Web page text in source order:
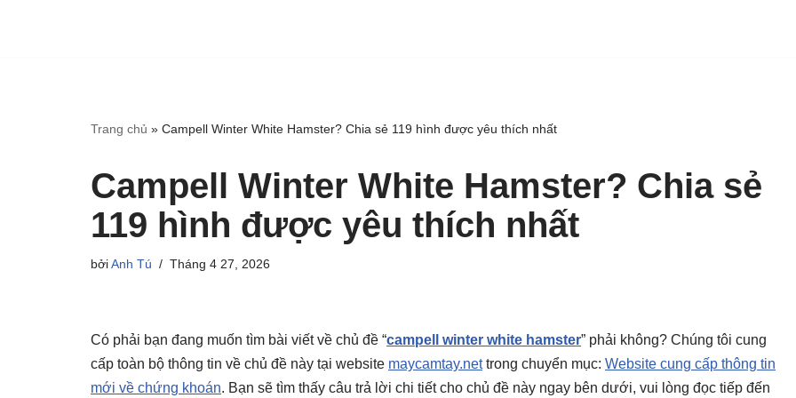
Trang chủ » Campell Winter White Hamster? Chia sẻ 119 hình được yêu thích nhất
Campell Winter White Hamster? Chia sẻ
119 hình được yêu thích nhất
bởiAnh Tú Tháng 4 27, 2026
Có phải bạn đang muốn tìm bài viết về chủ đề “campell winter white hamster” phải không? Chúng tôi cung
cấp toàn bộ thông tin về chủ đề này tại website maycamtay.nettrong chuyển mục: Website cung cấp thông tin
mới về chứng khoán. Bạn sẽ tìm thấy câu trả lời chi tiết cho chủ đề này ngay bên dưới, vui lòng đọc tiếp đến